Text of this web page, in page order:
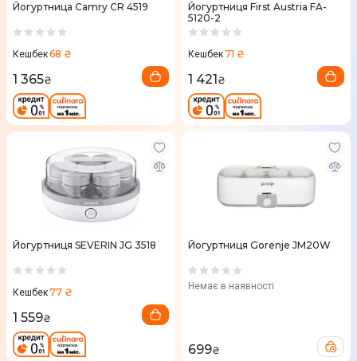
Йогуртница Camry CR 4519
Кешбек68 ₴
1 365₴
Йогуртниця First Austria FA-
5120-2
Кешбек71 ₴
1 421₴
Йогуртниця SEVERIN JG 3518
Кешбек77 ₴
1 559₴
Йогуртниця Gorenje JM20W
Немає в наявності
699₴